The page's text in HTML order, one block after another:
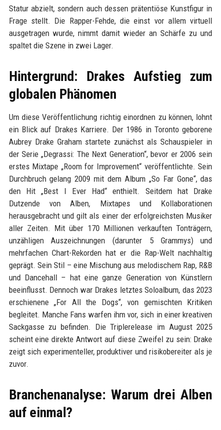
Statur abzielt, sondern auch dessen prätentiöse Kunstfigur in
Frage stellt. Die Rapper-Fehde, die einst vor allem virtuell
ausgetragen wurde, nimmt damit wieder an Schärfe zu und
spaltet die Szene in zwei Lager.
Hintergrund: Drakes Aufstieg zum
globalen Phänomen
Um diese Veröffentlichung richtig einordnen zu können, lohnt
ein Blick auf Drakes Karriere. Der 1986 in Toronto geborene
Aubrey Drake Graham startete zunächst als Schauspieler in
der Serie „Degrassi: The Next Generation“, bevor er 2006 sein
erstes Mixtape „Room for Improvement“ veröffentlichte. Sein
Durchbruch gelang 2009 mit dem Album „So Far Gone“, das
den Hit „Best I Ever Had“ enthielt. Seitdem hat Drake
Dutzende von Alben, Mixtapes und Kollaborationen
herausgebracht und gilt als einer der erfolgreichsten Musiker
aller Zeiten. Mit über 170 Millionen verkauften Tonträgern,
unzähligen Auszeichnungen (darunter 5 Grammys) und
mehrfachen Chart-Rekorden hat er die Rap-Welt nachhaltig
geprägt. Sein Stil – eine Mischung aus melodischem Rap, R&B
und Dancehall – hat eine ganze Generation von Künstlern
beeinflusst. Dennoch war Drakes letztes Soloalbum, das 2023
erschienene „For All the Dogs“, von gemischten Kritiken
begleitet. Manche Fans warfen ihm vor, sich in einer kreativen
Sackgasse zu befinden. Die Triplerelease im August 2025
scheint eine direkte Antwort auf diese Zweifel zu sein: Drake
zeigt sich experimenteller, produktiver und risikobereiter als je
zuvor.
Branchenanalyse: Warum drei Alben
auf einmal?